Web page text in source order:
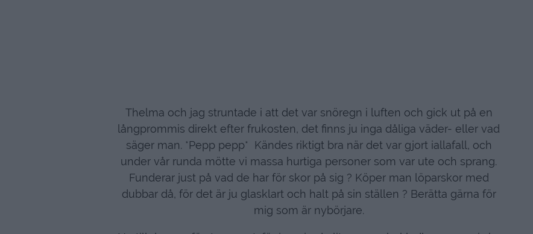
Thelma och jag struntade i att det var snöregn i luften och gick ut på en
långprommis direkt efter frukosten, det finns ju inga dåliga väder- eller vad
säger man. *Pepp pepp* Kändes riktigt bra när det var gjort iallafall, och
under vår runda mötte vi massa hurtiga personer som var ute och sprang.
Funderar just på vad de har för skor på sig ? Köper man löparskor med
dubbar då, för det är ju glasklart och halt på sin ställen ? Berätta gärna för
mig som är nybörjare.